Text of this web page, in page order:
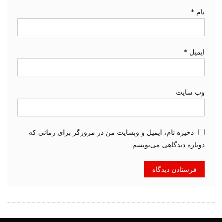
نام *
ایمیل *
وب‌ سایت
ذخیره نام، ایمیل و وبسایت من در مرورگر برای زمانی که
دوباره دیدگاهی می‌نویسم.